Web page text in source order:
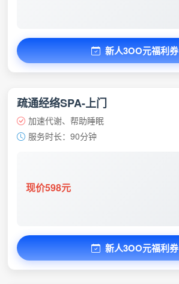
新人3OO元福利券
疏通经络SPA-上门
加速代谢、帮助睡眠
服务时长：90分钟
现价598元
新人3OO元福利券